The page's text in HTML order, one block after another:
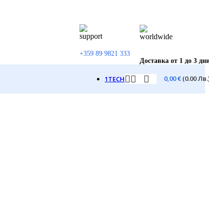
+359 89 9821 333
Доставка от 1 до 3
1TECH 0,00€ (0.00